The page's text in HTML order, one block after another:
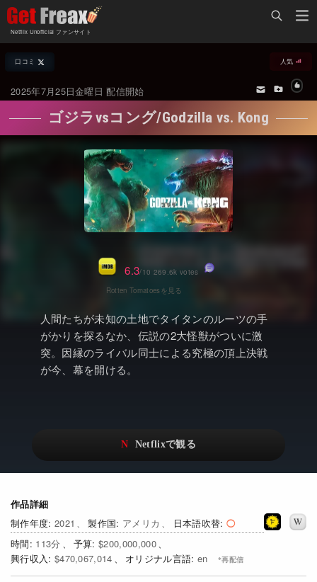
Netflix Unofficial ファンサイト
Netflix新着作品
オールジャンル
海外ドラマ・シリーズ
海外映画
国内TV番組・ドラマ
国内映画
アニメ
ドキュメンタリー
日本語吹替対応作品
その他の国のTV番組
配信終了予定の作品
海外ドラマ・ラインナップ
Netflix 人気ランキング
Netflix 全作品ラインナップ
Netflix配信作品カスタム検索
トレンド
VOD 総合作品情報
Netflix・VOD総合News
Watchlistへ
Netflix Video
Netflix 吹替版作品
Netflix 高い評価の海外作品
みんなの作品レビュー
Watchlist
口コミ 人気
2025年7月25日金曜日 配信開始
ゴジラvsコング/Godzilla vs. Kong
人間たちが未知の土地でタイタンのルーツの手
がかりを探るなか、伝説の2大怪獣がついに激
突。因縁のライバル同士による究極の頂上決戦
が今、幕を開ける。
作品詳細
2021
アメリカ
日本語吹替
113
$200,000,000
$470,067,014
en
6.3/10 269.6k votes